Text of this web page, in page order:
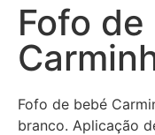
Fofo
Fofo de bebé
branco. Aplicação